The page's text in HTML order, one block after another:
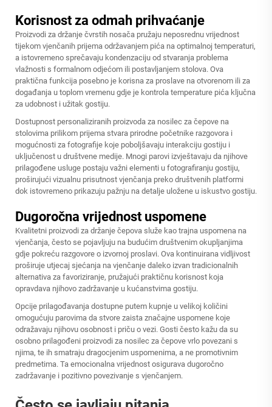
Korisnost za odmah prihvaćanje
Proizvodi za držanje čvrstih nosača pružaju neposrednu vrijednost
tijekom vjenčanih prijema održavanjem pića na optimalnoj temperaturi,
a istovremeno sprečavaju kondenzaciju od stvaranja problema
vlažnosti s formalnom odjećom ili postavljanjem stolova. Ova
praktična funkcija posebno je korisna za proslave na otvorenom ili za
događanja u toplom vremenu gdje je kontrola temperature pića ključna
za udobnost i užitak gostiju.
Dostupnost personaliziranih proizvoda za nosilec za čepove na
stolovima prilikom prijema stvara prirodne početnike razgovora i
mogućnosti za fotografije koje poboljšavaju interakciju gostiju i
uključenost u društvene medije. Mnogi parovi izvještavaju da njihove
prilagođene usluge postaju važni elementi u fotografiranju gostiju,
proširujući vizualnu prisutnost vjenčanja preko društvenih platformi
dok istovremeno prikazuju pažnju na detalje uložene u iskustvo gostiju.
Dugoročna vrijednost uspomene
Kvalitetni proizvodi za držanje čepova služe kao trajna uspomena na
vjenčanja, često se pojavljuju na budućim društvenim okupljanjima
gdje pokreću razgovore o izvornoj proslavi. Ova kontinuirana vidljivost
proširuje utjecaj sjećanja na vjenčanje daleko izvan tradicionalnih
alternativa za favoriziranje, pružajući praktičnu korisnost koja
opravdava njihovo zadržavanje u kućanstvima gostiju.
Opcije prilagođavanja dostupne putem kupnje u velikoj količini
omogućuju parovima da stvore zaista značajne uspomene koje
odražavaju njihovu osobnost i priču o vezi. Gosti često kažu da su
osobno prilagođeni proizvodi za nosilec za čepove vrlo povezani s
njima, te ih smatraju dragocjenim uspomenima, a ne promotivnim
predmetima. Ta emocionalna vrijednost osigurava dugoročno
zadržavanje i pozitivno povezivanje s vjenčanjem.